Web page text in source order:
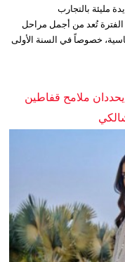
مليئة بالتجارب
الفترة تُعد من أجمل مراحل
خصوصاً في السنة الأولى
يحددان ملامح قفاطين